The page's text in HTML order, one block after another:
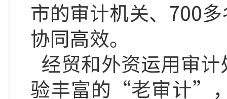
市的审计机关、700
协同高效。
经贸和外资运用审
验丰富的 “老审计”